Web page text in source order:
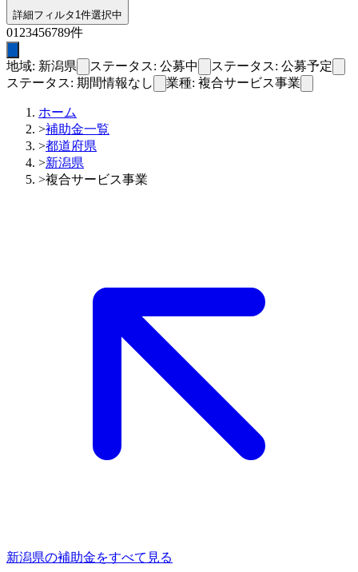
詳細フィルタ 1件選択中
01 23456789件
地域: 新潟県 ステータス: 公募中
ステータス: 公募予定
ステータス: 期間情報なし
業種: 複合サービス事業
ホーム
>補助金一覧
>都道府県
>新潟県
>複合サービス事業
新潟県の補助金をすべて見る